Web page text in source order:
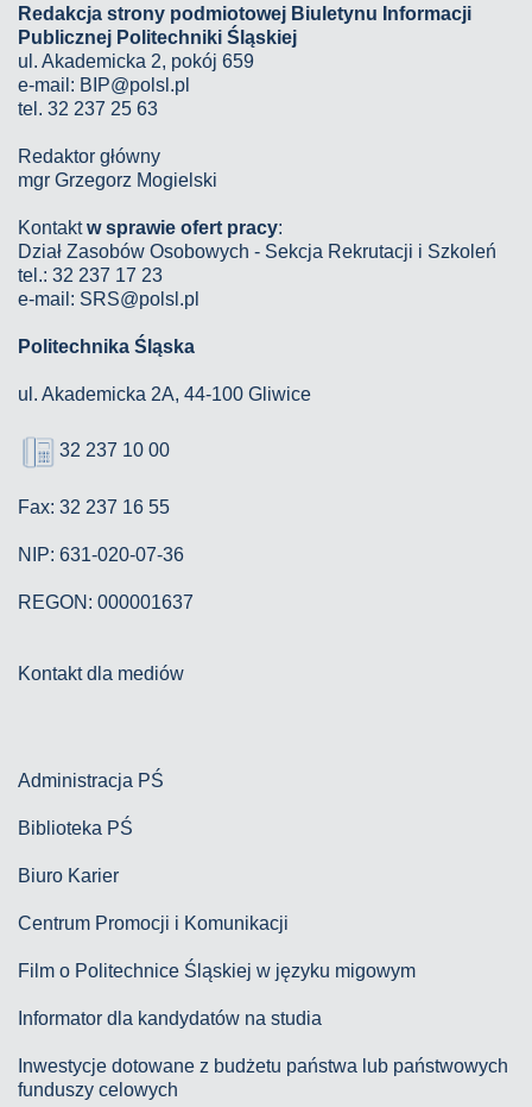
Redakcja strony podmiotowej Biuletynu Informacji
Publicznej Politechniki Śląskiej
ul. Akademicka 2, pokój 659
e-mail: BIP@polsl.pl
tel. 32 237 25 63
Redaktor główny
mgr Grzegorz Mogielski
Kontaktw sprawie ofert pracy:
Dział Zasobów Osobowych - Sekcja Rekrutacji i Szkoleń
tel.: 32 237 17 23
e-mail: SRS@polsl.pl
Politechnika Śląska
ul. Akademicka 2A, 44-100 Gliwice
32 237 10 00
Fax: 32 237 16 55
NIP: 631-020-07-36
REGON: 000001637
Kontakt dla mediów
Administracja PŚ
Biblioteka PŚ
Biuro Karier
Centrum Promocji i Komunikacji
Film o Politechnice Śląskiej w języku migowym
Informator dla kandydatów na studia
Inwestycje dotowane z budżetu państwa lub państwowych
funduszy celowych